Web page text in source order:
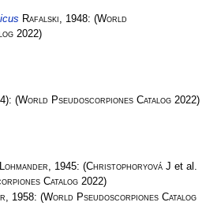
Rafalski , 1948: (World
2022)
(World Pseudoscorpiones Catalog 2022)
Lohmander, 1945: (Christophoryová J et al.
Catalog 2022)
, 1958: (World Pseudoscorpiones Catalog